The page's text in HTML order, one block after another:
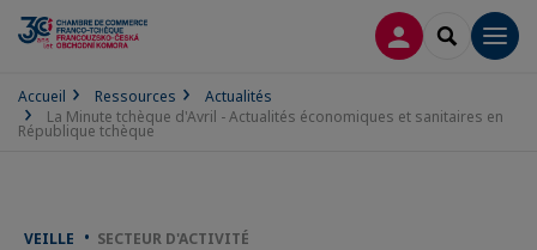
CONNEXION
Accueil Ressources
Actualités
La Minute tchèque d'Avril - Actualités économiques et sanitaires en
République tchèque
VEILLE SECTEUR D'ACTIVITÉ